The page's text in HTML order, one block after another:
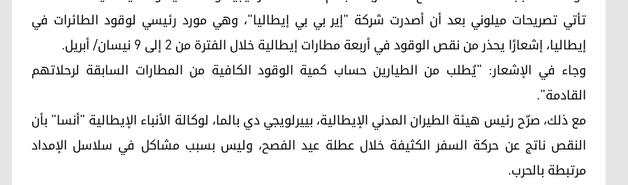
تأتي تصريحات ميلوني بعد أن أصدرت شركة "إير بي بي إيطاليا"، وهي مورد رئيسي لوقود الطائرات في
إيطاليا، إشعارًا يحذر من نقص الوقود في أربعة مطارات إيطالية خلال الفترة من 2 إلى 9 نیسان/ أبريل.
وجاء في الإشعار: "يُطلب من الطيارين حساب كمية الوقود الكافية من المطارات السابقة لرحلاتهم
القادمة".
مع ذلك، صرّح رئيس هيئة الطيران المدني الإيطالية، بييرلويجي دي بالما، لوكالة الأنباء الإيطالية "أنسا" بأن
النقص ناتج عن حركة السفر الكثيفة خلال عطلة عيد الفصح، وليس بسبب مشاكل في سلاسل الإمداد
مرتبطة بالحرب.